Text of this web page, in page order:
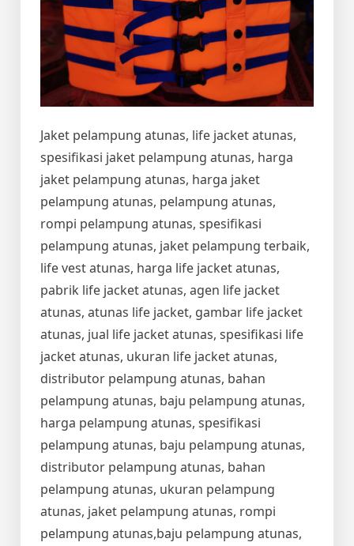
Jaket pelampung atunas, life jacket atunas,
spesifikasi jaket pelampung atunas, harga
jaket pelampung atunas, harga jaket
pelampung atunas, pelampung atunas,
rompi pelampung atunas, spesifikasi
pelampung atunas, jaket pelampung terbaik,
life vest atunas, harga life jacket atunas,
pabrik life jacket atunas, agen life jacket
atunas, atunas life jacket, gambar life jacket
atunas, jual life jacket atunas, spesifikasi life
jacket atunas, ukuran life jacket atunas,
distributor pelampung atunas, bahan
pelampung atunas, baju pelampung atunas,
harga pelampung atunas, spesifikasi
pelampung atunas, baju pelampung atunas,
distributor pelampung atunas, bahan
pelampung atunas, ukuran pelampung
atunas, jaket pelampung atunas, rompi
pelampung atunas,baju pelampung atunas,